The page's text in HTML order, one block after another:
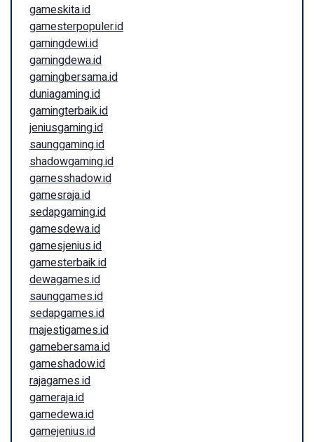
gameskita.id
gamesterpopuler.id
gamingdewi.id
gamingdewa.id
gamingbersama.id
duniagaming.id
gamingterbaik.id
jeniusgaming.id
saunggaming.id
shadowgaming.id
gamesshadow.id
gamesraja.id
sedapgaming.id
gamesdewa.id
gamesjenius.id
gamesterbaik.id
dewagames.id
saunggames.id
sedapgames.id
majestigames.id
gamebersama.id
gameshadow.id
rajagames.id
gameraja.id
gamedewa.id
gamejenius.id